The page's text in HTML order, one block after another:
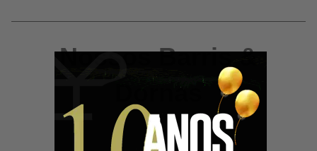
Nossos Barris &
Dornas